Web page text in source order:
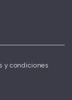
y condiciones